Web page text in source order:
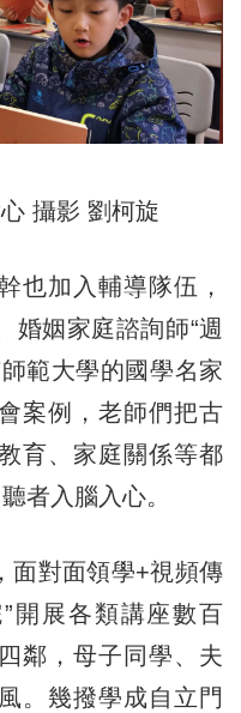
攝影 劉柯旋
加入輔導隊伍，
婚姻家庭諮詢師“週
範大學的國學名家
案例，老師們把古
育、家庭關係等都
者入腦入心。
對面領學+視頻傳
開展各類講座數百
鄰，母子同學、夫
。幾撥學成自立門